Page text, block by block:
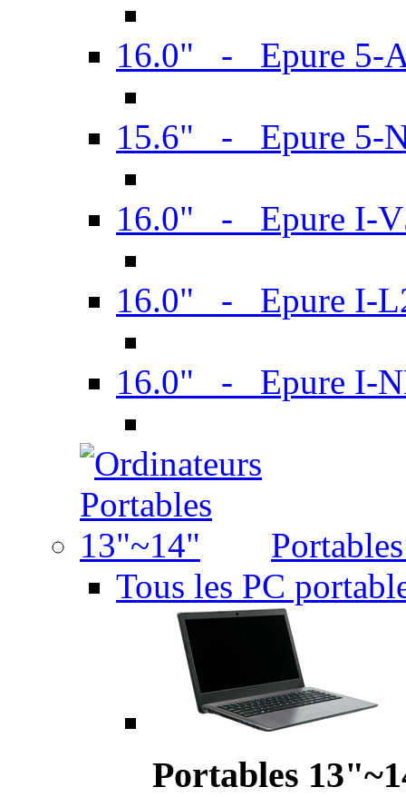
16.0" - Epure 5-
15.6" - Epure 5-
16.0" - Epure I-
16.0" - Epure I-
16.0" - Epure I-
Tous les PC
Portables